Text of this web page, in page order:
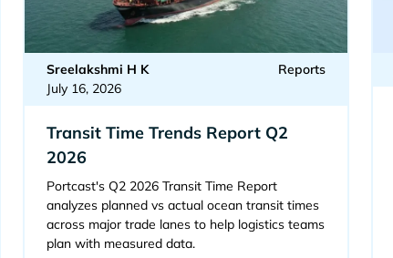
Sreelakshmi H K
July 16, 2026
Reports
Transit Time Trends Report Q2
2026
Portcast's Q2 2026 Transit Time Report
analyzes planned vs actual ocean transit times
across major trade lanes to help logistics teams
plan with measured data.